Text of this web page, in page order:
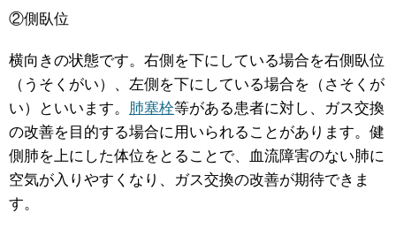
②側臥位
横向きの状態です。右側を下にしている場合を右側臥位
（うそくがい）、左側を下にしている場合を（さそくが
い）といいます。 肺塞栓等がある患者に対し、ガス交換
の改善を目的する場合に用いられることがあります。健
側肺を上にした体位をとることで、血流障害のない肺に
空気が入りやすくなり、ガス交換の改善が期待できま
す。